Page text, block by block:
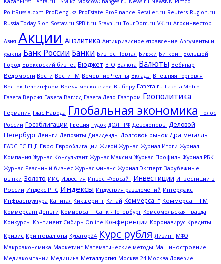
PolitRussia.com ProDengi.kz ProEstate ProFinance Retailer.ru Reuters Rugion.ru
Russia Today Slon Sostav.ru SPBit.ru Sravni.ru TourDom.ru VK.ru Агроинвестор
Азия Акции Аналитика Антикризисное управление Аргументы и
факты Банк России Банки Бизнес Портал Биржи Биткоин Большой
Город Брокерский бизнес Бюджет ВТО Валюта Валюты Вебинар
Ведомости Вести Вести FM Вечерние Челны Вклады Внешняя торговля
Восток Телеинформ Время московское Выберу Газета.ru Газета Metro
Газета Версия Газета Взгляд Газета Дело Газпром Геополитика
Германия Глас Народа Глобальная экономика Голос
России Гособлигации Греция Гудок ДОЛГ.РФ Девелоперы Деловой
Петербург Деньги Депозиты Дивиденды Долговой рынок Драгметаллы
ЕАЭС ЕС ЕЦБ Евро Еврооблигации Живой Журнал Журнал Итоги Журнал
Компания Журнал Консультант Журнал Максим Журнал Профиль Журнал РБК
Журнал Реальный бизнес Журнал Финанс Журнал Эксперт Зарубежные
рынки Золото ИИС Известия Инвест-Форсайт Инвестиции Инвестиции в
России Индекс РТС Индексы Индустрия развлечений Интерфакс
Инфраструктура Капитал Кикшеринг Китай Коммерсант Коммерсант FM
Коммерсант Деньги Коммерсант Санкт-Петербург Комсомольская правда
Конкурсы Континент Сибирь Online Конференции Коронавирус Кредиты
Кризис Криптовалюты Куратор24 Курс рубля Лизинг МФО
Макроэкономика Маркетинг Математические методы Машиностроение
Медиакомпании Медицина Металлургия Москва 24 Москва Доверие